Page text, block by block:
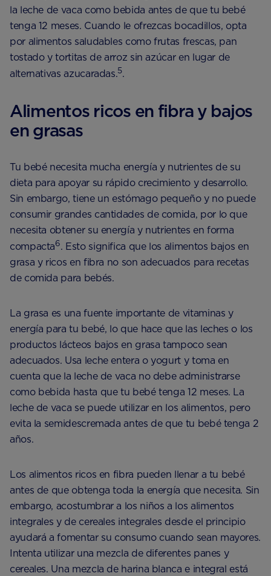
la leche de vaca como bebida antes de que tu bebé
tenga 12 meses. Cuando le ofrezcas bocadillos, opta
por alimentos saludables como frutas frescas, pan
tostado y tortitas de arroz sin azúcar en lugar de
alternativas azucaradas.5.
Alimentos ricos en fibra y bajos
en grasas
Tu bebé necesita mucha energía y nutrientes de su
dieta para apoyar su rápido crecimiento y desarrollo.
Sin embargo, tiene un estómago pequeño y no puede
consumir grandes cantidades de comida, por lo que
necesita obtener su energía y nutrientes en forma
compacta6. Esto significa que los alimentos bajos en
grasa y ricos en fibra no son adecuados para recetas
de comida para bebés.
La grasa es una fuente importante de vitaminas y
energía para tu bebé, lo que hace que las leches o los
productos lácteos bajos en grasa tampoco sean
adecuados. Usa leche entera o yogurt y toma en
cuenta que la leche de vaca no debe administrarse
como bebida hasta que tu bebé tenga 12 meses. La
leche de vaca se puede utilizar en los alimentos, pero
evita la semidescremada antes de que tu bebé tenga 2
años.
Los alimentos ricos en fibra pueden llenar a tu bebé
antes de que obtenga toda la energía que necesita. Sin
embargo, acostumbrar a los niños a los alimentos
integrales y de cereales integrales desde el principio
ayudará a fomentar su consumo cuando sean mayores.
Intenta utilizar una mezcla de diferentes panes y
cereales. Una mezcla de harina blanca e integral está